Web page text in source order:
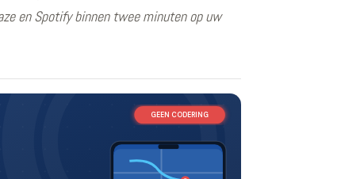
en Spotify binnen twee minuten op uw
GEEN CODERING